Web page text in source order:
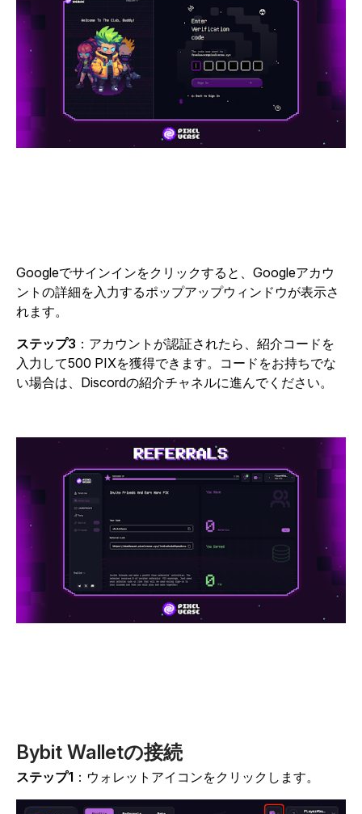
Googleでサインインをクリックすると 、 Googleアカウ
ントの詳細を入力するポップアップウィンドウが表示さ
れます。
ステップ3 ：アカウントが認証されたら、紹介コードを
入力して500 PIXを獲得できます。コードをお持ちでな
い場合は、Discordの紹介チャネルに進んでください。
Bybit Walletの接続
ステップ1 ：ウォレットアイコンをクリックします。